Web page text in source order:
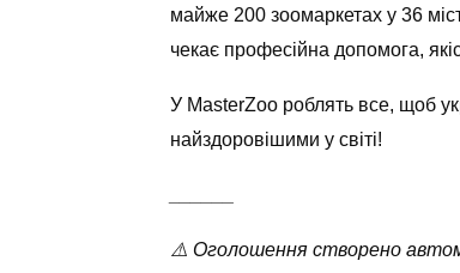
майже 200 зоомаркетах у 36
чекає професійна допомога,
У MasterZoo роблять все, щоб
найздоровішими у світі!
⚠️ Оголошення створено